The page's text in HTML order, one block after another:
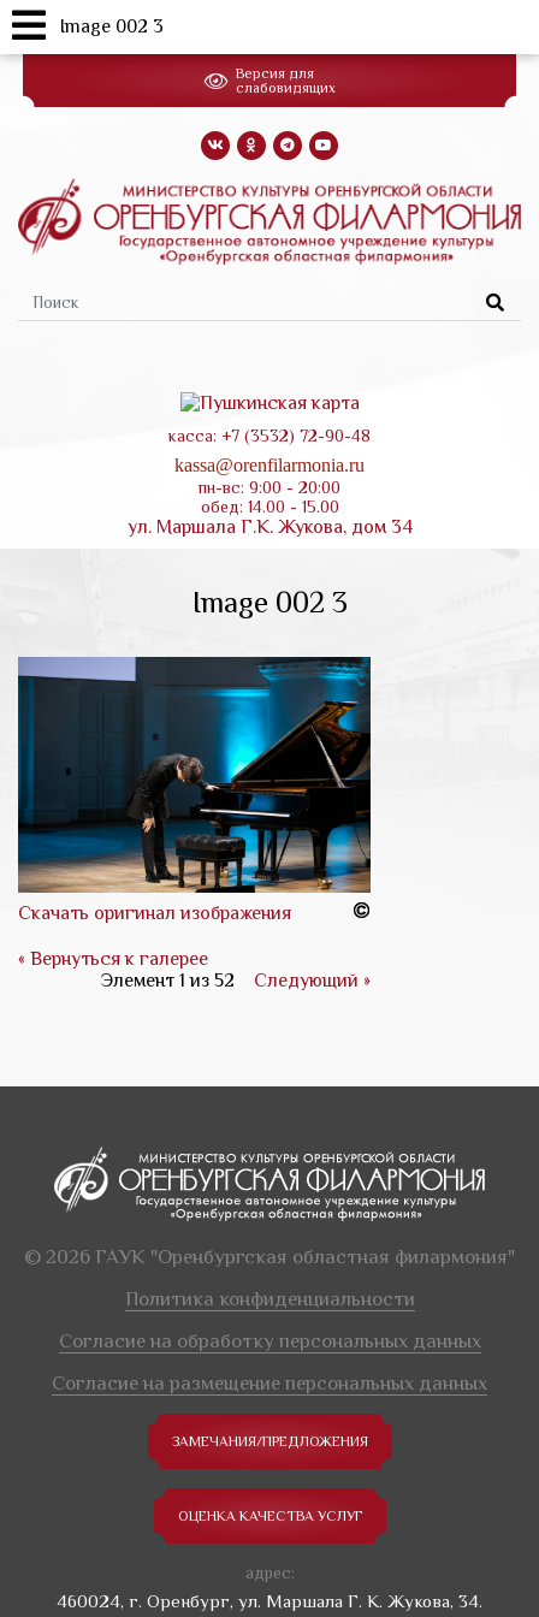
Перейти
основному
Форма
поиска
касса: +7 (3532) 72-90-48
kassa@orenfilarmonia.ru
пн-вс: 9:00 - 20:00
обед: 14.00 - 15.00
ул. Маршала Г.К. Жукова, дом 34
Версия для
слабовидящих
Image 002 3
Скачать оригинал изображения
« Вернуться к галерее
Элемент 1 из 52
Следующий »
Image 002 3
© 2026 ГАУК "Оренбургская областная филармония"
Политика конфиденциальности
Согласие на обработку персональных данных
Согласие на размещение персональных данных
ЗАМЕЧАНИЯ/ПРЕДЛОЖЕНИЯ
ОЦЕНКА КАЧЕСТВА УСЛУГ
адрес:
460024, г. Оренбург, ул. Маршала Г. К. Жукова, 34.